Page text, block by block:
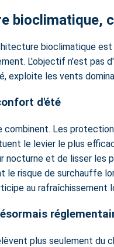
bioclimatique,
bioclimatique
L'objectif n'est pas
exploite les vents
d'été
combinent. Les
le levier le plus
nocturne et de lisser les
le risque de surchauffe
au rafraîchissement
plus seulement du